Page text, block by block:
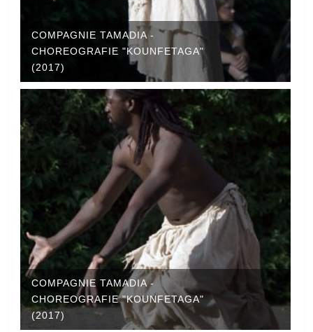
COMPAGNIE TAMADIA -
CHOREOGRAFIE "KOUNFETAGA"
(2017)
COMPAGNIE TAMADIA -
CHOREOGRAFIE "KOUNFETAGA"
(2017)